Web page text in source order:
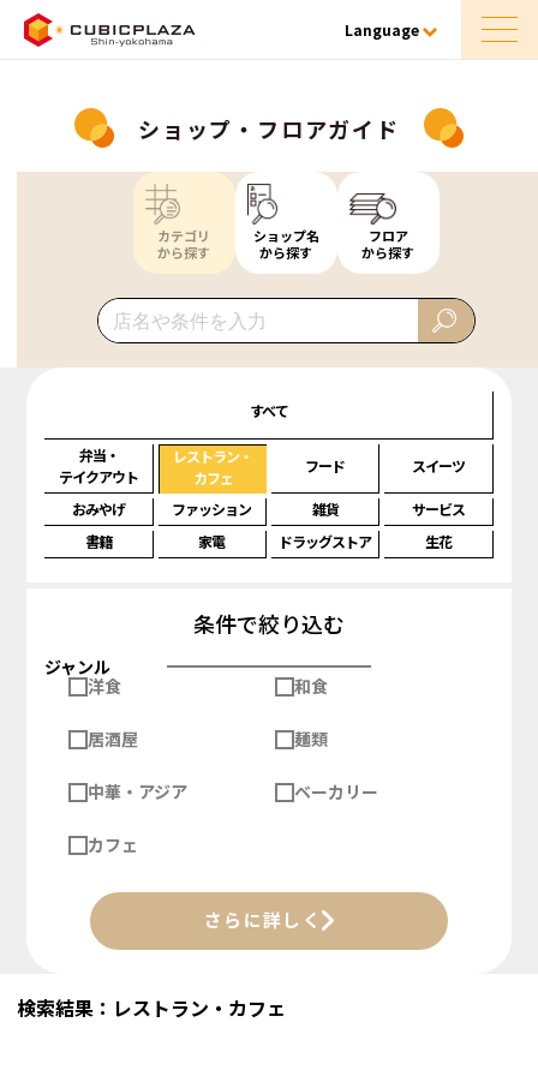
Language
ショップ・フロアガイド
カテゴリ
から探す
ショップ名
から探す
フロア
から探す
すべて
弁当・
テイクアウト
レストラン・
カフェ
フード スイーツ
おみやげ ファッション 雑貨
サービス
書籍
家電 ドラッグストア 生花
条件で絞り込む
ジャンル
洋食
和食
居酒屋 麺類
中華・アジア ベーカリー
カフェ
さらに詳しく
検索結果：レストラン・カフェ